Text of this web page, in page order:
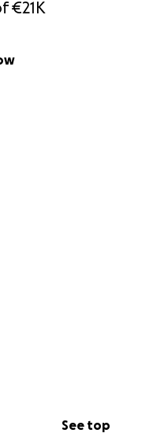
€21K
See top